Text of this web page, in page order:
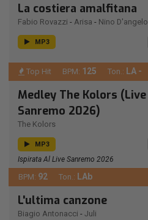
La costiera amalfitana
Fabio Rovazzi - Arisa - Nino D'angelo
MP3
Top Hit BPM: 125 Ton.: LA -
Medley The Kolors (Live
Sanremo 2026)
The Kolors
MP3
Ispirata Al Live Sanremo 2026
BPM: 92 Ton.: LAb
L'ultima canzone
Biagio Antonacci - Juli